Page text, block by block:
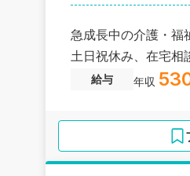
急成長中の介護・福
土日祝休み、在宅相
給与 年収